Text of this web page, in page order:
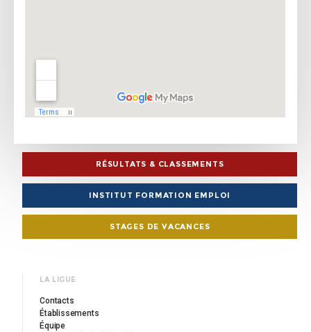
RÉSULTATS & CLASSEMENTS
INSTITUT FORMATION EMPLOI
STAGES DE VACANCES
LA LIGUE
Contacts
Établissements
Équipe